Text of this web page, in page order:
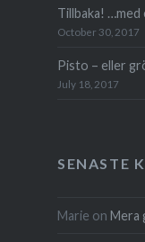
Tillbaka! …med
October 30, 2017
Pisto – eller
July 18, 2017
SENASTE
Marie on Mera